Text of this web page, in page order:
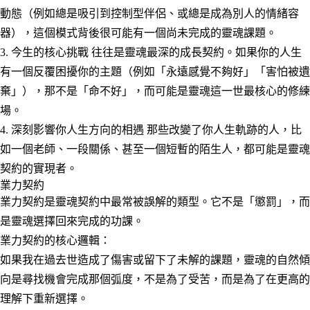
動態（例如總是吸引到控制型伴侶、或總是成為別人的情緒容
器），這個模式背後很可能有一個尚未完成的靈魂課題。
3. 今生的核心挑戰 往往是靈魂最深的成長契約。如果你的人生
有一個反覆困擾你的主題（例如「永遠感覺不夠好」「害怕被遺
棄」），那不是「命不好」，而可能是靈魂這一世最核心的修練
場。
4. 深刻影響你人生方向的相遇 那些改變了你人生軌跡的人，比
如一個老師、一段關係、甚至一個短暫的陌生人，都可能是靈魂
契約的實現者。
業力契約
業力契約是靈魂契約中最常被誤解的類型。它不是「懲罰」，而
是靈魂選擇回來完成的功課 。
業力契約的核心邏輯：
如果我在過去世造成了傷害或留下了未解的課題，靈魂的自然傾
向是尋找機會完成那個弧度，不是為了受苦，而是為了在更高的
理解下重新選擇。